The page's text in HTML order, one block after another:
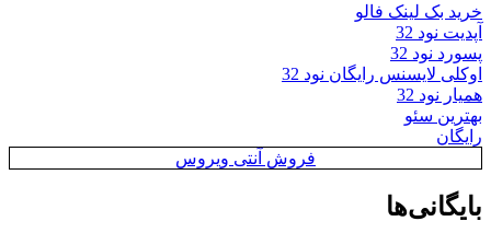
خرید بک لینک فالو
آپدیت نود 32
پسورد نود 32
اوکلی لایسنس رایگان نود 32
همیار نود 32
بهترین سئو
رایگان
فروش آنتی ویروس
بایگانی‌ها